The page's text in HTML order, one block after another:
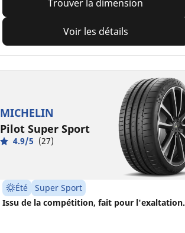
Trouver la dimension
Voir les détails
MICHELIN
Pilot Super Sport
4.9/5 (27)
Été
Super Sport
Issu de la compétition, fait pour l'exaltation.